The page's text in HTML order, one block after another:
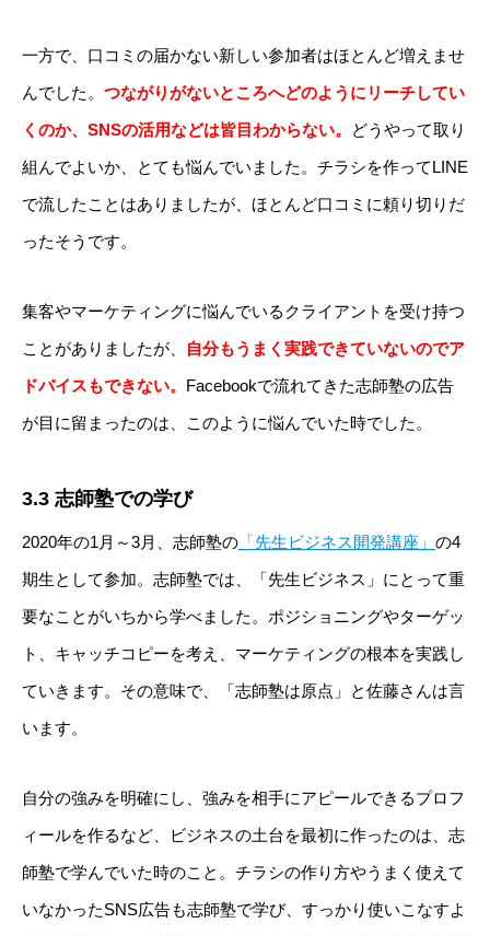
一方で、口コミの届かない新しい参加者はほとんど増えませ
んでした。 つながりがないところへどのようにリーチしてい
くのか、SNSの活用などは皆目わからない。
どうやって取り
組んでよいか、とても悩んでいました。チラシを作ってLINE
で流したことはありましたが、ほとんど口コミに頼り切りだ
ったそうです。
集客やマーケティングに悩んでいるクライアントを受け持つ
ことがありましたが、
自分もうまく実践できていないのでア
ドバイスもできない。 Facebookで流れてきた志師塾の広告
が目に留まったのは、このように悩んでいた時でした。
3.3 志師塾での学び
2020年の1月～3月、志師塾の 「先生ビジネス開発講座」 の4
期生として参加。志師塾では、「先生ビジネス」にとって重
要なことがいちから学べました。ポジショニングやターゲッ
ト、キャッチコピーを考え、マーケティングの根本を実践し
ていきます。その意味で、「志師塾は原点」と佐藤さんは言
います。
自分の強みを明確にし、強みを相手にアピールできるプロフ
ィールを作るなど、ビジネスの土台を最初に作ったのは、志
師塾で学んでいた時のこと。チラシの作り方やうまく使えて
いなかったSNS広告も志師塾で学び、すっかり使いこなすよ